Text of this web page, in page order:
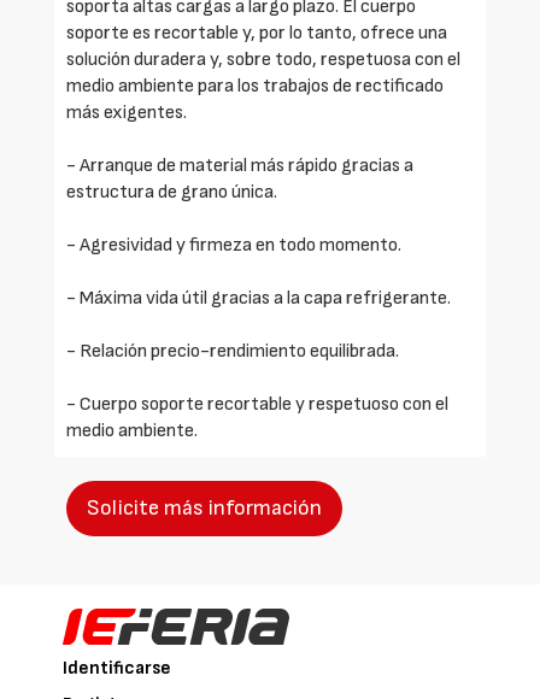
soporta altas cargas a largo plazo. El cuerpo
soporte es recortable y, por lo tanto, ofrece una
solución duradera y, sobre todo, respetuosa con el
medio ambiente para los trabajos de rectificado
más exigentes.
- Arranque de material más rápido gracias a
estructura de grano única.
- Agresividad y firmeza en todo momento.
- Máxima vida útil gracias a la capa refrigerante.
- Relación precio-rendimiento equilibrada.
- Cuerpo soporte recortable y respetuoso con el
medio ambiente.
Solicite más información
Identificarse